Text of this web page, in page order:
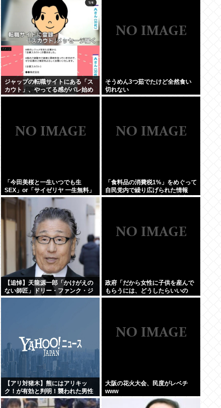
ジャップの転職サイトにある「ス
カウト」、やってる感がバレ始め
るwww
そうめん3つ茹でたけど全然食い
切れない
「今田美桜と一生いつでも生
SEX」or「サイゼリヤ 一生無料」
www
「食料品の消費税1%」をめぐって
自民党内で繰り広げられた情報
戦…！ウソまで飛び交った密室会
【追悼】天龍源一郎「かけがえの
ない師匠」ドリー・ファンク・ジ
ュニアさん追悼
政府「だから女性に子供を産んで
もらうには、どうしたらいいの
よ;;」
【アリ対猪木】熊にはアリキッ
ク！が有効と判明！襲われた男性
「アリキックで追っ払った」
大阪の花火大会、民度がレベチ
www